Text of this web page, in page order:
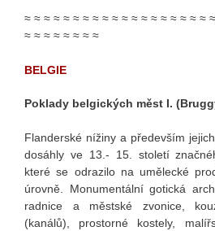
≈ ≈ ≈ ≈ ≈ ≈ ≈ ≈ ≈ ≈ ≈ ≈ ≈ ≈ ≈ ≈ ≈ ≈ ≈
≈ ≈ ≈ ≈ ≈ ≈ ≈ ≈
BELGIE
Poklady belgických měst I.
Flanderské nížiny a především
dosáhly ve 13.- 15. století
které se odrazilo na umělecké
úrovně. Monumentální gotická
radnice a městské zvonice,
(kanálů), prostorné kostely,